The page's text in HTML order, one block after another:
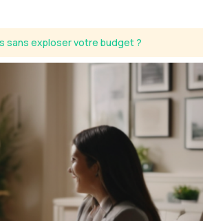
sans exploser votre budget ?